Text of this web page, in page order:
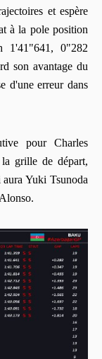
et espère
à la pole position
1'41"641, 0"282
son avantage du
d'une erreur dans
pour Charles
grille de départ,
Yuki Tsunoda